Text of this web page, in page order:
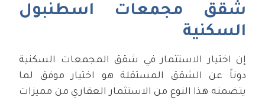
شقق مجمعات اسطنبول
السكنية
إن اختيار الاستثمار في شقق المجمعات السكنية
دوناً عن الشقق المستقلة هو اختيار موفق لما
يتضمنه هذا النوع من الاستثمار العقاري من مميزات